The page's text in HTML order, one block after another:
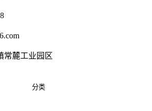
常麓工业园区
分类